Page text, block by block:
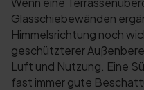
Glasschiebewänden
Himmelsrichtung noch
geschützterer
Luft und Nutzung. Eine
fast immer gute